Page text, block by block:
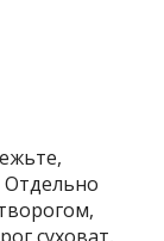
Отдельно